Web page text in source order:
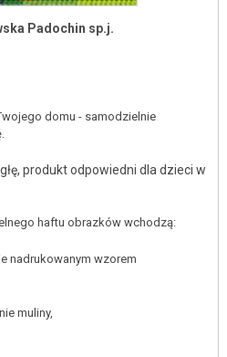
Padochin sp.j.
domu - samodzielnie
produkt odpowiedni dla dzieci w
haftu obrazków wchodzą:
nadrukowanym wzorem
muliny,